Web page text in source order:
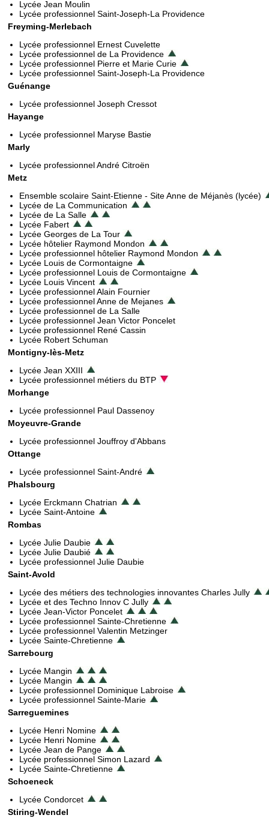
Lycée Jean Moulin
Lycée professionnel Saint-Joseph-La Providence
Freyming-Merlebach
Lycée professionnel Ernest Cuvelette
Lycée professionnel de La Providence
Lycée professionnel Pierre et Marie Curie
Lycée professionnel Saint-Joseph-La Providence
Guénange
Lycée professionnel Joseph Cressot
Hayange
Lycée professionnel Maryse Bastie
Marly
Lycée professionnel André Citroën
Metz
Ensemble scolaire Saint-Etienne - Site Anne de Méjanès (lycée)
Lycée de La Communication
Lycée de La Salle
Lycée Fabert
Lycée Georges de La Tour
Lycée hôtelier Raymond Mondon
Lycée professionnel hôtelier Raymond Mondon
Lycée Louis de Cormontaigne
Lycée professionnel Louis de Cormontaigne
Lycée Louis Vincent
Lycée professionnel Alain Fournier
Lycée professionnel Anne de Mejanes
Lycée professionnel de La Salle
Lycée professionnel Jean Victor Poncelet
Lycée professionnel René Cassin
Lycée Robert Schuman
Montigny-lès-Metz
Lycée Jean XXIII
Lycée professionnel métiers du BTP
Morhange
Lycée professionnel Paul Dassenoy
Moyeuvre-Grande
Lycée professionnel Jouffroy d'Abbans
Ottange
Lycée professionnel Saint-André
Phalsbourg
Lycée Erckmann Chatrian
Lycée Saint-Antoine
Rombas
Lycée Julie Daubie
Lycée Julie Daubié
Lycée professionnel Julie Daubie
Saint-Avold
Lycée des métiers des technologies innovantes Charles Jully
Lycée et des Techno Innov C Jully
Lycée Jean-Victor Poncelet
Lycée professionnel Sainte-Chretienne
Lycée professionnel Valentin Metzinger
Lycée Sainte-Chretienne
Sarrebourg
Lycée Mangin
Lycée Mangin
Lycée professionnel Dominique Labroise
Lycée professionnel Sainte-Marie
Sarreguemines
Lycée Henri Nomine
Lycée Henri Nomine
Lycée Jean de Pange
Lycée professionnel Simon Lazard
Lycée Sainte-Chretienne
Schoeneck
Lycée Condorcet
Stiring-Wendel